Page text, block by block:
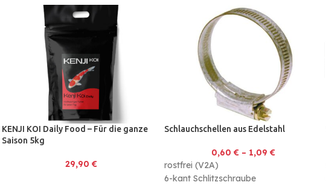
KENJI KOI Daily Food – Für die ganze
Saison 5kg
29,90 €
Schlauchschellen aus Edelstahl
0,60€ – 1,09€
rostfrei (V2A)
6-kant Schlitzschraube